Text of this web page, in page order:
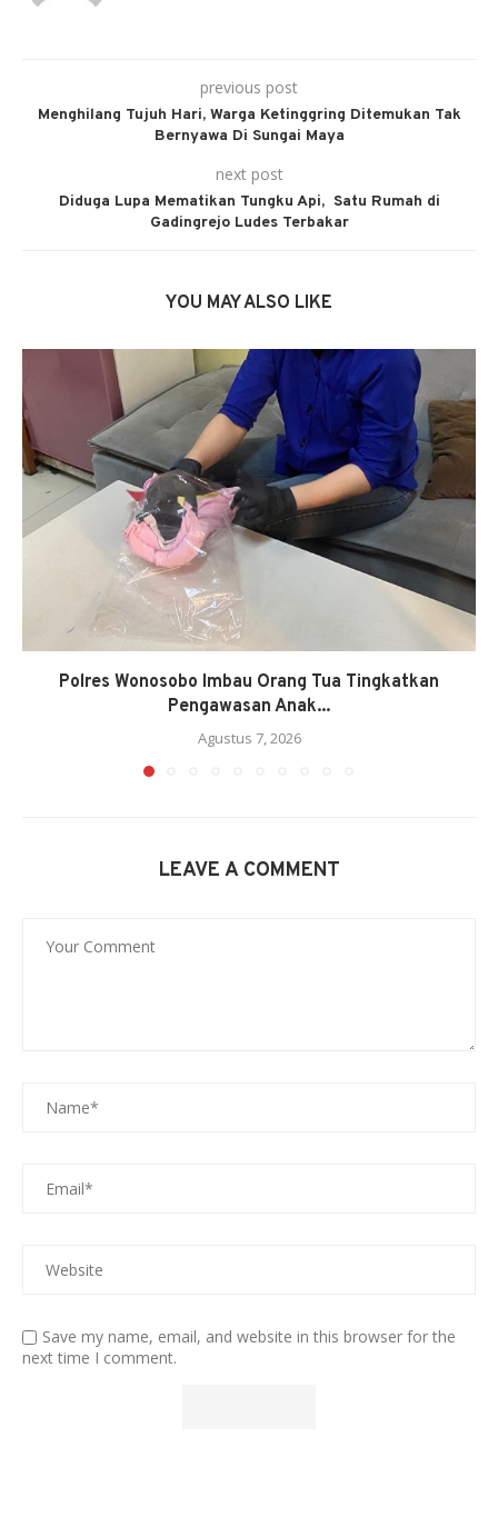
previous post
Menghilang Tujuh Hari, Warga Ketinggring Ditemukan Tak
Bernyawa Di Sungai Maya
next post
Diduga Lupa Mematikan Tungku Api, Satu Rumah di
Gadingrejo Ludes Terbakar
YOU MAY ALSO LIKE
Polres Wonosobo Imbau Orang Tua Tingkatkan
Pengawasan Anak...
Agustus 7, 2026
LEAVE A COMMENT
Save my name, email, and website in this browser for the
next time I comment.